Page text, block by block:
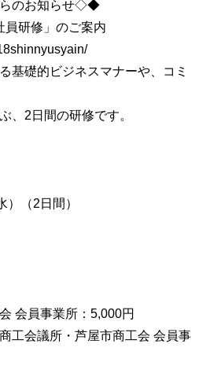
のお知らせ◇◆
員研修」のご案内
基礎的ビジネスマナーや、コミ
、2日間の研修です。
（2日間）
会員事業所：5,000円
工会議所・芦屋市商工会 会員事